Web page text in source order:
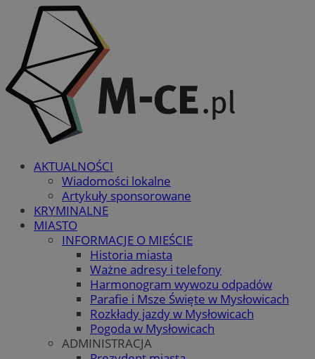
AKTUALNOŚCI
Wiadomości lokalne
Artykuły sponsorowane
KRYMINALNE
MIASTO
INFORMACJE O MIEŚCIE
Historia miasta
Ważne adresy i telefony
Harmonogram wywozu odpadów
Parafie i Msze Święte w Mysłowicach
Rozkłady jazdy w Mysłowicach
Pogoda w Mysłowicach
ADMINISTRACJA